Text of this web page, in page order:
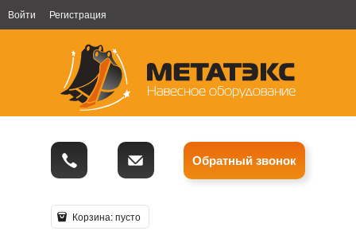
Войти Регистрация
Обратный звонок
Корзина:пусто